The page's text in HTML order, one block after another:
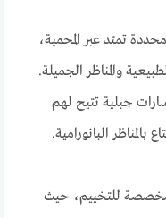
تمتد عبر المحمية،
والمناظر الجميلة.
جبلية تتيح لهم
البانورامية.
مخصصة للتخييم، حيث